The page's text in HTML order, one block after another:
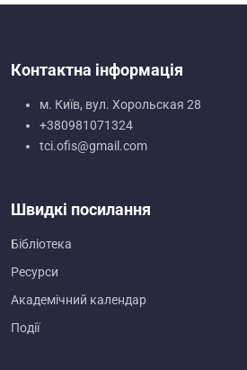
Контактна інформація
м. Київ, вул. Хорольская 28
+380981071324
tci.ofis@gmail.com
Швидкі посилання
Бібліотека
Ресурси
Академічний календар
Події